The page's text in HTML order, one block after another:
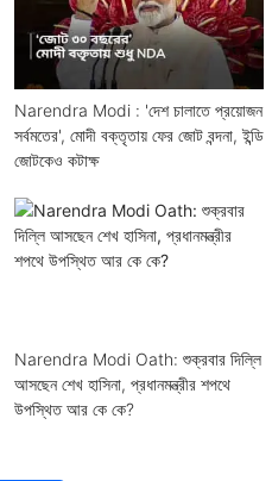
Narendra Modi : 'দেশ চালাতে প্রয়োজন
সর্বমতের', মোদী বক্তৃতায় ফের জোট বন্দনা, ইন্ডি
জোটকেও কটাক্ষ
Narendra Modi Oath: শুক্রবার দিল্লি
আসছেন শেখ হাসিনা, প্রধানমন্ত্রীর শপথে
উপস্থিত আর কে কে?